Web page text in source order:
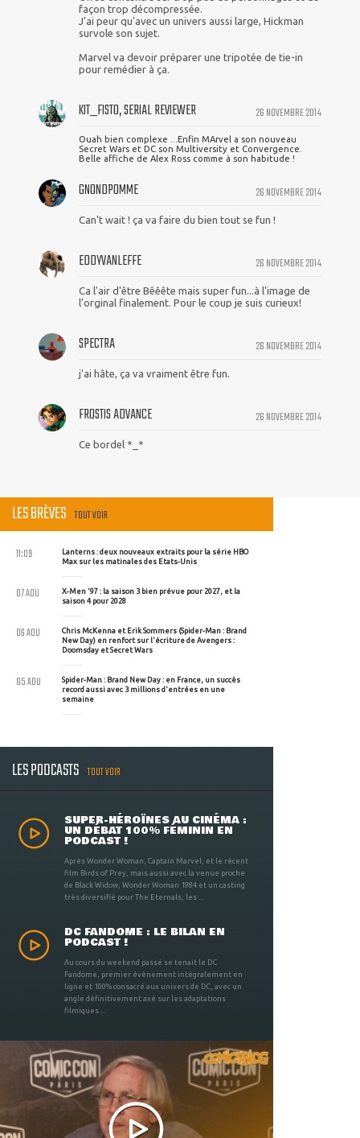
façon trop décompressée.
J'ai peur qu'avec un univers aussi large, Hickman
survole son sujet.
Marvel va devoir préparer une tripotée de tie-in
pour remédier à ça.
26 NOVEMBRE 2014
KIT_FISTO, SERIAL REVIEWER
Ouah bien complexe ...Enfin MArvel a son nouveau
Secret Wars et DC son Multiversity et Convergence.
Belle affiche de Alex Ross comme à son habitude !
26 NOVEMBRE 2014
GNONDPOMME
Can't wait ! ça va faire du bien tout se fun !
26 NOVEMBRE 2014
EDDYVANLEFFE
Ca l'air d'être Bêêête mais super fun...à l'image de
l'orginal finalement. Pour le coup je suis curieux!
26 NOVEMBRE 2014
SPECTRA
j'ai hâte, ça va vraiment être fun.
26 NOVEMBRE 2014
FROSTIS ADVANCE
Ce bordel *_*
LES BRÈVES TOUT VOIR
Lanterns : deux nouveaux extraits pour la série HBO
Max sur les matinales des Etats-Unis
11:09
X-Men '97 : la saison 3 bien prévue pour 2027, et la
saison 4 pour 2028
07 AOU
Chris McKenna et Erik Sommers (Spider-Man : Brand
New Day) en renfort sur l'écriture de Avengers :
Doomsday et Secret Wars
06 AOU
Spider-Man : Brand New Day : en France, un succès
record aussi avec 3 millions d'entrées en une
semaine
05 AOU
LES PODCASTS TOUT VOIR
SUPER-HÉROÏNES AU CINÉMA :
UN DÉBAT 100% FÉMININ EN
PODCAST !
Après Wonder Woman, Captain Marvel, et le récent
film Birds of Prey, mais aussi avec la venue proche
de Black Widow, Wonder Woman 1984 et un casting
très diversifié pour The Eternals, les ...
DC FANDOME : LE BILAN EN
PODCAST !
Au cours du weekend passé se tenait le DC
Fandome, premier évènement intégralement en
ligne et 100% consacré aux univers de DC, avec un
angle définitivement axé sur les adaptations
filmiques ...